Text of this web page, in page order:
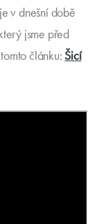
v dnešní době
jsme před
článku: Šicí